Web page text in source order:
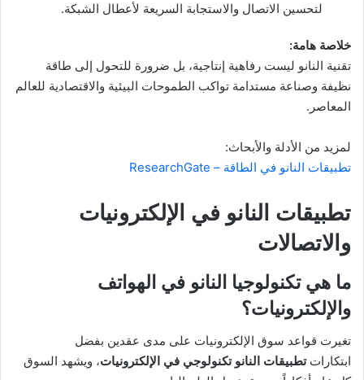
لتحسين الاتصال والاستجابة السريعة لأعطال الشبكة.
خلاصة هامة:
تقنية النانو ليست رفاهية إنتاجية، بل ضرورة للتحول إلى طاقة
نظيفة وصناعة مستدامة تواكب الطموحات البيئية والاقتصادية للعالم
المعاصر.
لمزيد من الأدلة والأبحاث:
تطبيقات النانو في الطاقة – ResearchGate
تطبيقات النانو في الإلكترونيات
والاتصالات
ما هي تكنولوجيا النانو في الهواتف
والإلكترونيات؟
تغيرت قواعد سوق الإلكترونيات على مدى عقدين بفضل
ابتكاراتتطبيقات النانو تكنولوجي في الإلكترونيات، ويشهد السوق